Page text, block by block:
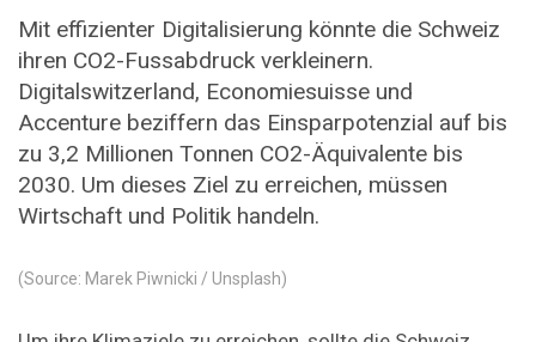
Mit effizienter Digitalisierung könnte die Schweiz
ihren CO2-Fussabdruck verkleinern.
Digitalswitzerland, Economiesuisse und
Accenture beziffern das Einsparpotenzial auf bis
zu 3,2 Millionen Tonnen CO2-Äquivalente bis
2030. Um dieses Ziel zu erreichen, müssen
Wirtschaft und Politik handeln.
(Source: Marek Piwnicki / Unsplash)